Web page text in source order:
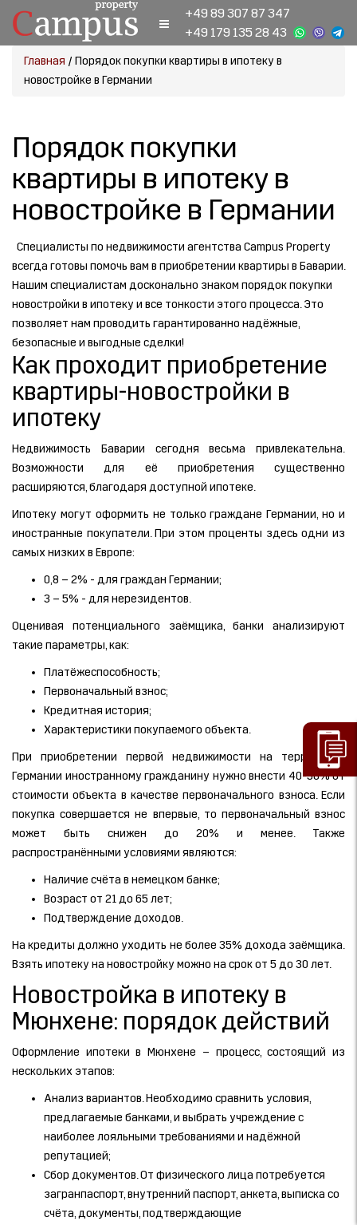
+49 89 307 87 347
+49 179 135 28 43
Главная / Порядок покупки квартиры в ипотеку в
новостройке в Германии
Порядок покупки
квартиры в ипотеку в
новостройке в Германии
Специалисты по недвижимости агентства Campus Property
всегда готовы помочь вам в приобретении квартиры в Баварии.
Нашим специалистам досконально знаком порядок покупки
новостройки в ипотеку и все тонкости этого процесса. Это
позволяет нам проводить гарантированно надёжные,
безопасные и выгодные сделки!
Как проходит приобретение
квартиры-новостройки в
ипотеку
Недвижимость Баварии сегодня весьма привлекательна.
Возможности для её приобретения существенно
расширяются, благодаря доступной ипотеке.
Ипотеку могут оформить не только граждане Германии, но и
иностранные покупатели. При этом проценты здесь одни из
самых низких в Европе:
0,8 – 2% - для граждан Германии;
3 – 5% - для нерезидентов.
Оценивая потенциального заёмщика, банки анализируют
такие параметры, как:
Платёжеспособность;
Первоначальный взнос;
Кредитная история;
Характеристики покупаемого объекта.
При приобретении первой недвижимости на территории
Германии иностранному гражданину нужно внести 40-50% от
стоимости объекта в качестве первоначального взноса. Если
покупка совершается не впервые, то первоначальный взнос
может быть снижен до 20% и менее. Также
распространёнными условиями являются:
Наличие счёта в немецком банке;
Возраст от 21 до 65 лет;
Подтверждение доходов.
На кредиты должно уходить не более 35% дохода заёмщика.
Взять ипотеку на новостройку можно на срок от 5 до 30 лет.
Новостройка в ипотеку в
Мюнхене: порядок действий
Оформление ипотеки в Мюнхене – процесс, состоящий из
нескольких этапов:
Анализ вариантов. Необходимо сравнить условия,
предлагаемые банками, и выбрать учреждение с
наиболее лояльными требованиями и надёжной
репутацией;
Сбор документов. От физического лица потребуется
загранпаспорт, внутренний паспорт, анкета, выписка со
счёта, документы, подтверждающие